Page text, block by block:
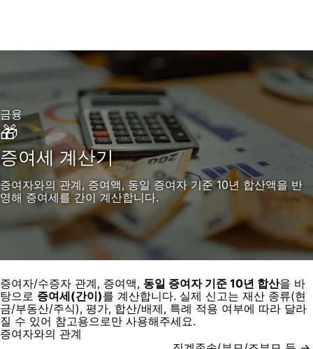
금융
🎁
증여세 계산기
증여자와의 관계, 증여액, 동일 증여자 기준 10년 합산액을 반
영해 증여세를 간이 계산합니다.
증여자/수증자 관계, 증여액, 동일 증여자 기준 10년 합산을 바
탕으로 증여세(간이)를 계산합니다. 실제 신고는 재산 종류(현
금/부동산/주식), 평가, 합산/배제, 특례 적용 여부에 따라 달라
질 수 있어 참고용으로만 사용해주세요.
증여자와의 관계